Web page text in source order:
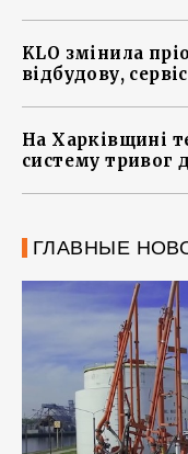
KLO змінила
відбудову,
На Харківщині
систему тривог
ГЛАВНЫЕ